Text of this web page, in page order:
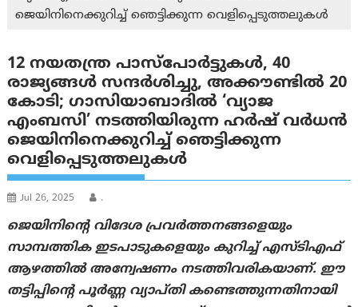
ജെയിനിനെക്കുറിച്ച് ഞെട്ടിക്കുന്ന വെളിപ്പെടുത്തലുകൾ
12 നയതന്ത്ര പാസ്‌പോർട്ടുകൾ, 40
രാജ്യങ്ങൾ സന്ദർശിച്ചു, അക്കൗണ്ടിൽ 20
കോടി; ഗാസിയാബാദിൽ ‘വ്യാജ
എംബസി’ നടത്തിയിരുന്ന ഹർഷ് വർധൻ
ജെയിനിനെക്കുറിച്ച് ഞെട്ടിക്കുന്ന
വെളിപ്പെടുത്തലുകൾ
Jul 26, 2025 .
ജെയിനിന്റെ വിദേശ പ്രവർത്തനങ്ങളെയും
സാമ്പത്തിക ഇടപാടുകളെയും കുറിച്ച് എസ്ടിഎഫ്
ആഴത്തിൽ അന്വേഷണം നടത്തിവരികയാണ്. ഈ
തട്ടിപ്പിന്റെ പൂർണ്ണ വ്യാപ്തി കണ്ടെത്തുന്നതിനായി